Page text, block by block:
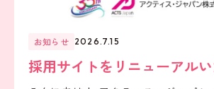
お知らせ 2026.7.15
採用サイトをリニューアル